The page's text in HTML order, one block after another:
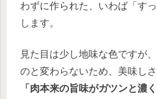
わずに作られた、いわば「す
します。
見た目は少し地味な色ですが
のと変わらないため、美味しさ
「肉本来の旨味がガツンと濃